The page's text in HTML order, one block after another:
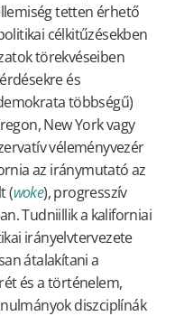
tetten érhető
célkitűzésekben
törekvéseiben
és
többségű)
New York vagy
véleményvezér
az iránymutató az
(woke), progresszív
Tudniillik a kaliforniai
irányelvtervezete
átalakítani a
és a történelem,
diszciplínák